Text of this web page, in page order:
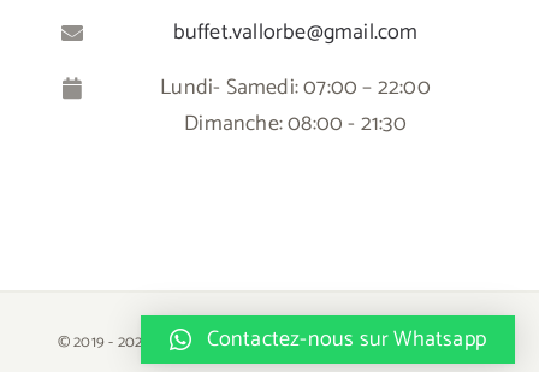
buffet.vallorbe@gmail.com
Lundi- Samedi: 07:00 – 22:00
Dimanche: 08:00 - 21:30
© 2019 -2026 | Tous droits réservés | Buffet de la Gare - Vallorbe
Contactez-nous sur Whatsapp